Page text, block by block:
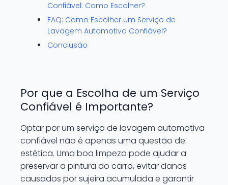
Confiável: Como Escolher?
FAQ: Como Escolher um Serviço de
Lavagem Automotiva Confiável?
Conclusão
Por que a Escolha de um Serviço
Confiável é Importante?
Optar por um serviço de lavagem automotiva
confiável não é apenas uma questão de
estética. Uma boa limpeza pode ajudar a
preservar a pintura do carro, evitar danos
causados por sujeira acumulada e garantir